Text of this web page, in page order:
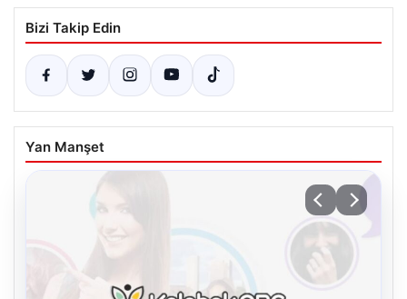
Bizi Takip Edin
Yan Manşet